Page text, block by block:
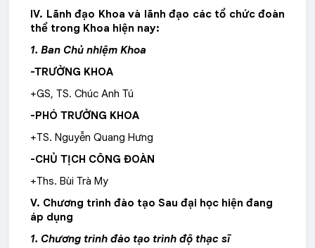
IV. Lãnh đạo Khoa và lãnh đạo các tổ chức đoàn
thể trong Khoa hiện nay:
1. Ban Chủ nhiệm Khoa
-TRƯỞNG KHOA
+GS, TS. Chúc Anh Tú
-PHÓ TRƯỞNG KHOA
+TS. Nguyễn Quang Hưng
-CHỦ TỊCH CÔNG ĐOÀN
+Ths. Bùi Trà My
V. Chương trình đào tạo Sau đại học hiện đang
áp dụng
1. Chương trình đào tạo trình độ thạc sĩ